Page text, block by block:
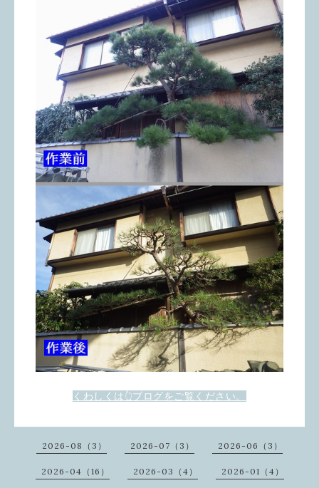
くわしくは👆ブログをご覧ください。
2026-08（3） 2026-07（3） 2026-06（3）
2026-04（16） 2026-03（4） 2026-01（4）